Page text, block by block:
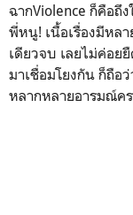
ฉากViolence ก็คือถึ
พี่หนู! เนื้อเรื่องมีหล
เดียวจบ เลยไม่ค่อย
มาเชื่อมโยงกัน ก็ถือ
หลากหลายอารมณ์ค